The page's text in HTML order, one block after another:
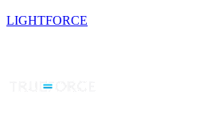
LIGHTFORCE